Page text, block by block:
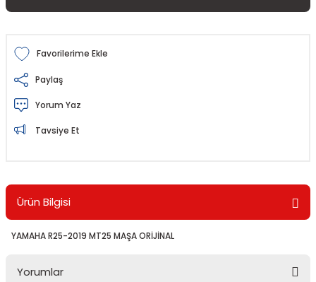
Paylaş
Yorum Yaz
Tavsiye Et
Ürün Bilgisi
YAMAHA R25-2019 MT25 MAŞA ORİJİNAL
Yorumlar